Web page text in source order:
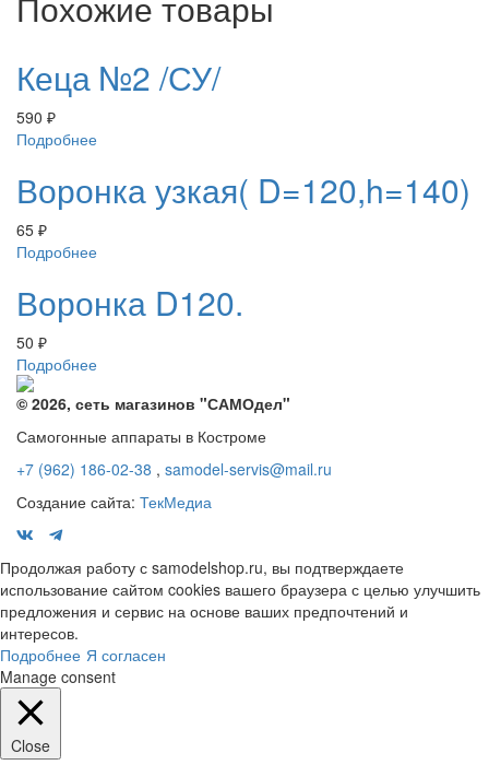
Кеца №2 /СУ/
590 ₽
Подробнее
Воронка узкая( D=120,h=140)
65 ₽
Подробнее
Воронка D120.
50 ₽
Подробнее
© 2026, сеть магазинов "САМОдел"
Самогонные аппараты в Костроме
+7 (962) 186-02-38 , samodel-servis@mail.ru
Создание сайта: ТекМедиа
Продолжая работу с samodelshop.ru, вы подтверждаете
использование сайтом cookies вашего браузера с целью улучшить
предложения и сервис на основе ваших предпочтений и
интересов.
Подробнее Я согласен
Manage consent
Close